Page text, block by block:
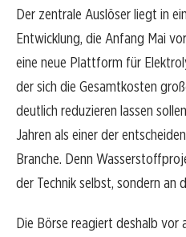
Der zentrale Auslöser liegt in
Entwicklung, die Anfang Mai
eine neue Plattform für
der sich die Gesamtkosten
deutlich reduzieren lassen
Jahren als einer der
Branche. Denn
der Technik selbst, sondern an
Die Börse reagiert deshalb vor